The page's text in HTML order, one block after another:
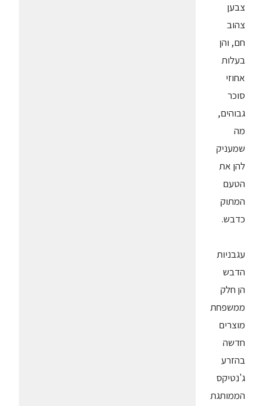
צבען
צהוב
חם, והן
בעלות
אחוזי
סוכר
גבוהים,
מה
שמעניק
להן את
הטעם
המתוק
כדבש.
עגבניות
הדבש
הן חלק
ממשפחת
מוצרים
חדשה
בהזרע
ג'נטיקס
הממותגת